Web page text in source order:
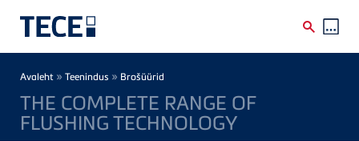
Breadcrumb
Avaleht » Teenindus » Brošüürid
THE COMPLETE RANGE OF
FLUSHING TECHNOLOGY